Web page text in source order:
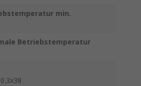
min.
Betriebstemperatur